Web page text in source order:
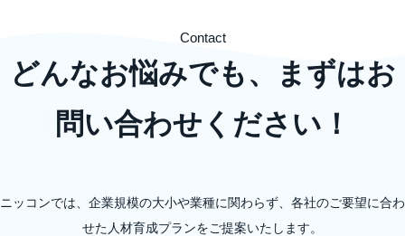
どんなお悩みでも、まずはお
問い合わせください！
Contact
ニッコンでは、企業規模の大小や業種に関わらず、各社のご要望に合わ
せた人材育成プランをご提案いたします。